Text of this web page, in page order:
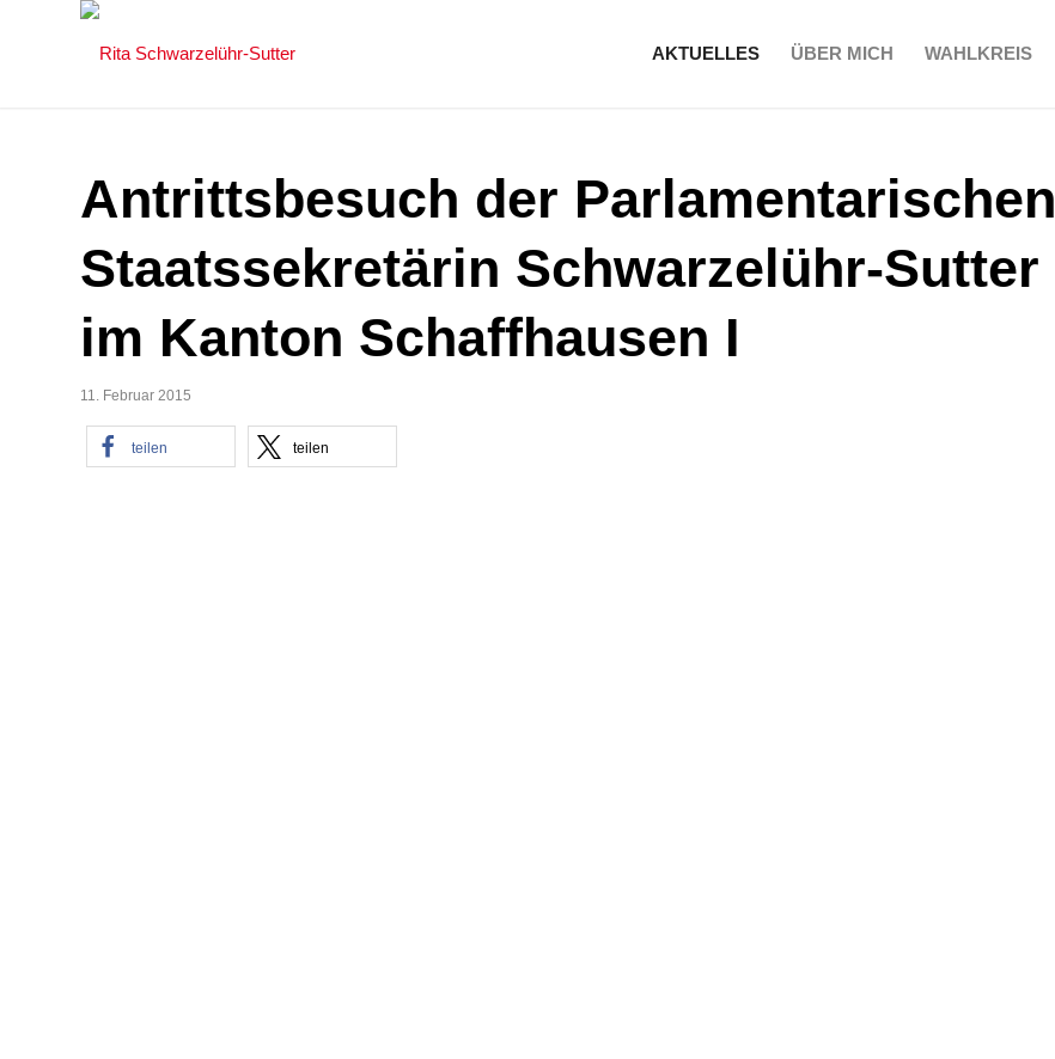
AKTUELLES ÜBER MICH WAHLKREIS
Antrittsbesuch der Parlamentarischen
Staatssekretärin Schwarzelühr-Sutter
im Kanton Schaffhausen I
11. Februar 2015
teilen teilen